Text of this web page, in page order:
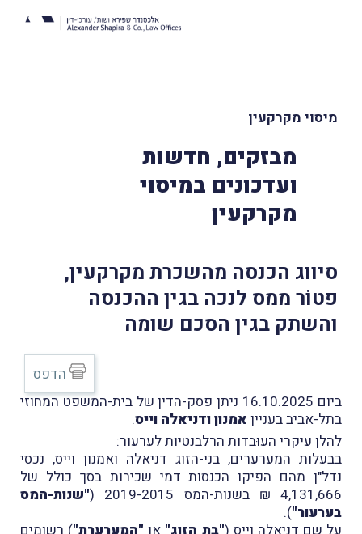
מיסוי מקרקעין
מבזקים, חדשות
ועדכונים במיסוי
מקרקעין
סיווג הכנסה מהשכרת מקרקעין,
פטוֹר ממס לנכה בגין ההכנסה
והשתק בגין הסכם שומה
ביום 16.10.2025 ניתן פסק-הדין של בית-המשפט המחוזי
בתל-אביב בעניין אמנון ודניאלה וייס.
להלן עיקרי העוּבדות הרלבנטיות לערעור:
בבעלות המערערים, בני-הזוג דניאלה ואמנון וייס, נכסי
נדל"ן מהם הפיקו הכנסות דמי שכירות בסך כולל של
4,131,666 ₪ בשנות-המס 2019-2015 (
"שנות-המס
בערעור").